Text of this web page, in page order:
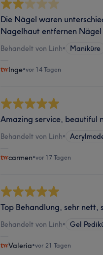
Die Nägel waren
Nagelhaut entfernen
Behandelt von Linh• Maniküre
Inge•vor 14 Tagen
Amazing service, beautiful
Behandelt von Linh•
carmen•vor 17 Tagen
Top Behandlung, sehr nett,
Behandelt von Linh• Gel
Valeria•vor 21 Tagen